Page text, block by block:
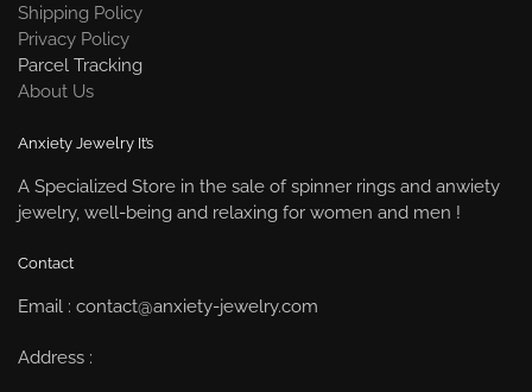
Shipping Policy
Privacy Policy
Parcel Tracking
About Us
Anxiety Jewelry It’s
A Specialized Store in the sale of spinner rings and anwiety
jewelry, well-being and relaxing for women and men !
Contact
Email : contact@anxiety-jewelry.com
Address :